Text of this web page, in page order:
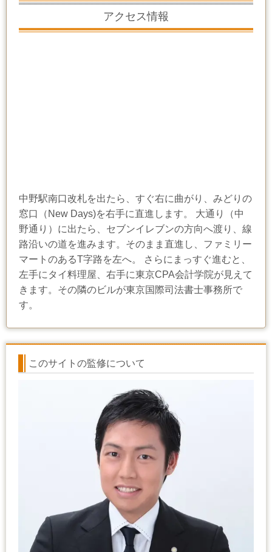
アクセス情報
中野駅南口改札を出たら、すぐ右に曲がり、みどりの
窓口（New Days)を右手に直進します。 大通り（中
野通り）に出たら、セブンイレブンの方向へ渡り、線
路沿いの道を進みます。そのまま直進し、ファミリー
マートのあるT字路を左へ。 さらにまっすぐ進むと、
左手にタイ料理屋、右手に東京CPA会計学院が見えて
きます。その隣のビルが東京国際司法書士事務所で
す。
このサイトの監修について